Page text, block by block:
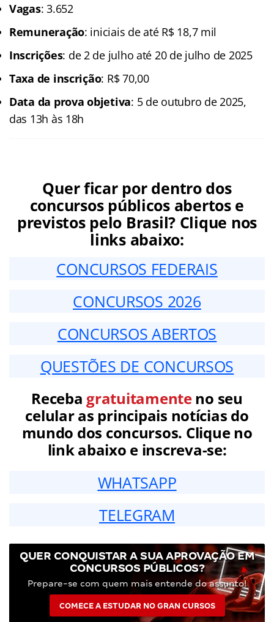
Vagas: 3.652
Remuneração: iniciais de até R$ 18,7 mil
Inscrições: de 2 de julho até 20 de julho de 2025
Taxa de inscrição: R$ 70,00
Data da prova objetiva: 5 de outubro de 2025,
das 13h às 18h
Quer ficar por dentro dos
concursos públicos abertos e
previstos pelo Brasil? Clique nos
links abaixo:
CONCURSOS FEDERAIS
CONCURSOS 2026
CONCURSOS ABERTOS
QUESTÕES DE CONCURSOS
Receba gratuitamenteno seu
celular as principais notícias do
mundo dos concursos. Clique no
link abaixo e inscreva-se:
WHATSAPP
TELEGRAM
QUER CONQUISTAR A SUA APROVAÇÃO EM
CONCURSOS PÚBLICOS?
Prepare-se com quem mais entende do assunto!
COMECE A ESTUDAR NO GRAN CURSOS